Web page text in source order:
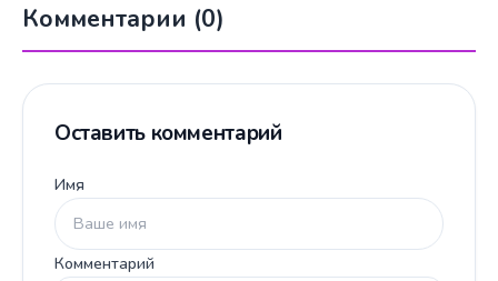
Комментарии (0)
Оставить комментарий
Имя
Комментарий